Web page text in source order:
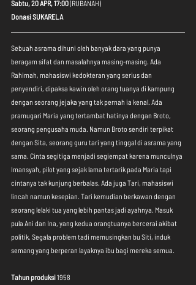
Sabtu, 20 APR, 17:00 (RUBANAH)
Donasi SUKARELA
Sebuah asrama dihuni oleh banyak dara yang punya
beragam sifat dan masalahnya masing-masing. Ada
Rahimah, mahasiswi kedokteran yang serius dan
penyendiri, dipaksa kawin oleh orang tuanya di kampung
dengan seorang jejaka yang tak pernah ia kenal. Ada
pramugari Maria yang tertambat hatinya dengan Broto,
seorang pengusaha muda. Namun Broto sendiri terpikat
dengan Sita, seorang guru tari yang tinggal di asrama yang
sama. Cinta segitiga menjadi segiempat karena munculnya
Imansyah, pilot yang sejak lama tertarik pada Maria tapi
cintanya tak kunjung berbalas. Ada juga Tari, mahasiswi
lincah namun kesepian. Tari kemudian berkawan dengan
seorang lelaki tua yang lebih pantas jadi ayahnya. Masuk
pula Ani dan Ina, yang kedua orangtuanya bercerai akibat
politik. Segala problem tadi memusingkan bu Siti, induk
semang yang berperan layaknya ibu bagi mereka semua.
Tahun produksi 1958